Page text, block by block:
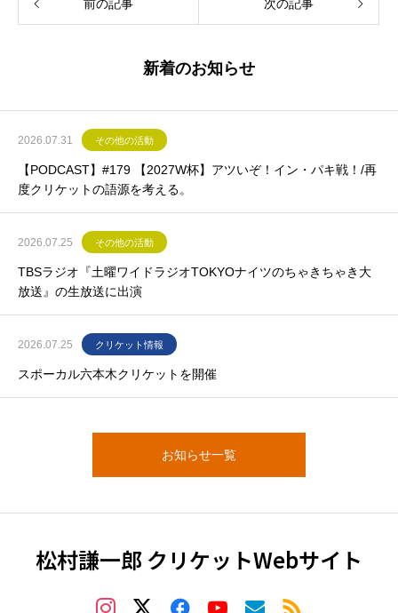
前の記事 次の記事
新着のお知らせ
2026.07.31 その他の活動
【PODCAST】#179 【2027W杯】アツいぞ！イン・パキ戦！/再
度クリケットの語源を考える。
2026.07.25 その他の活動
TBSラジオ『土曜ワイドラジオTOKYOナイツのちゃきちゃき大
放送』の生放送に出演
2026.07.25 クリケット情報
スポーカル六本木クリケットを開催
お知らせ一覧
松村謙一郎 クリケットWebサイト